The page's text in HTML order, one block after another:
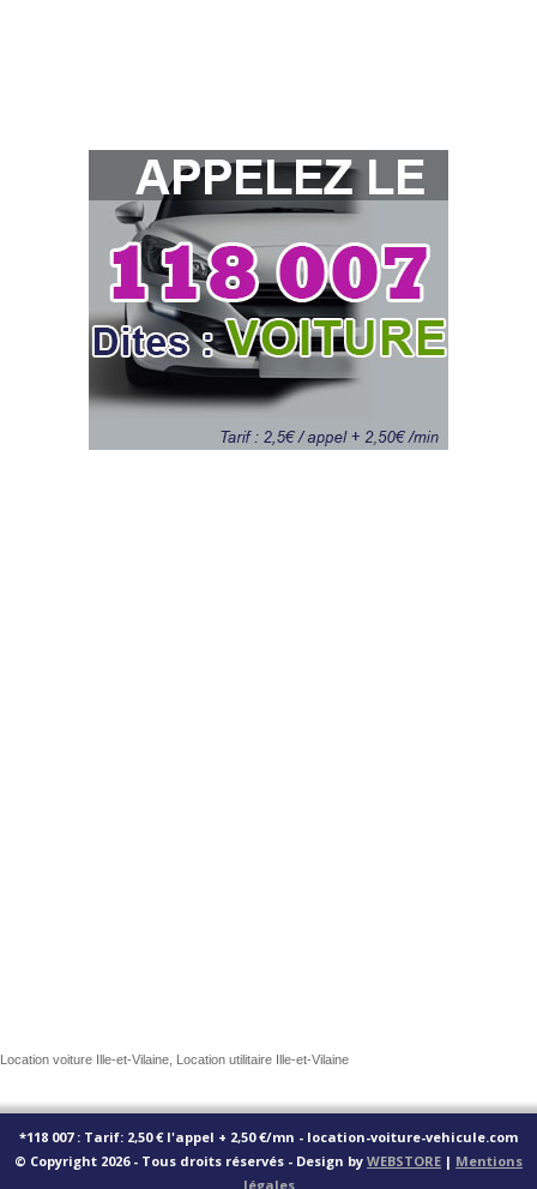
Location voiture Ille-et-Vilaine, Location utilitaire Ille-et-Vilaine
*118 007 : Tarif: 2,50 € l'appel + 2,50 €/mn - location-voiture-vehicule.com
© Copyright 2026 - Tous droits réservés - Design by WEBSTORE | Mentions
légales